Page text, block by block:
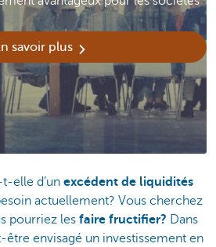
savoir plus
elle d’un excédent de liquidités
actuellement? Vous cherchez
pourriez les faire fructifier? Dans
être envisagé un investissement en